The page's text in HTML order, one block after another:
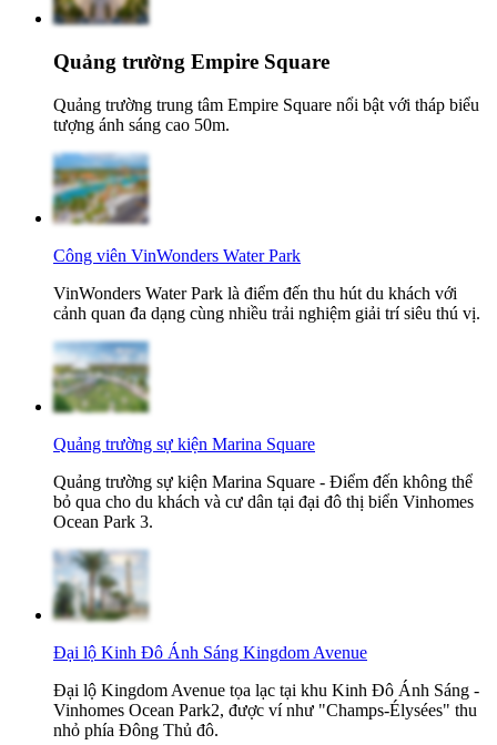
Quảng trường Empire Square
Quảng trường trung tâm Empire Square nổi bật với tháp biểu
tượng ánh sáng cao 50m.
Công viên VinWonders Water Park
VinWonders Water Park là điểm đến thu hút du khách với
cảnh quan đa dạng cùng nhiều trải nghiệm giải trí siêu thú vị.
Quảng trường sự kiện Marina Square
Quảng trường sự kiện Marina Square - Điểm đến không thể
bỏ qua cho du khách và cư dân tại đại đô thị biển Vinhomes
Ocean Park 3.
Đại lộ Kinh Đô Ánh Sáng Kingdom Avenue
Đại lộ Kingdom Avenue tọa lạc tại khu Kinh Đô Ánh Sáng -
Vinhomes Ocean Park2, được ví như "Champs-Élysées" thu
nhỏ phía Đông Thủ đô.